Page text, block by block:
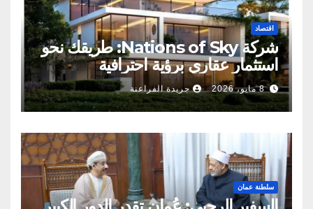
اقتصاد
شركة Nations of Sky: طريقك نحو
استثمار عقاري برؤية احترافية
8 مايو، 2026 جريدة الفراعنة
سلطنة عمان